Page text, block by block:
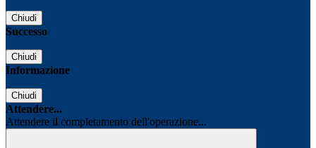
Chiudi
Successo
Chiudi
Informazione
Chiudi
Attendere...
Attendere il completamento dell'operazione...